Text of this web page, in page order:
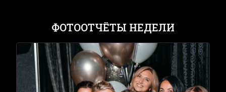
ФОТООТЧЁТЫ НЕДЕЛИ